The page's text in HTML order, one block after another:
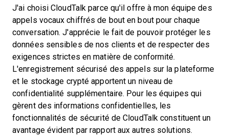
J'ai choisi CloudTalk parce qu'il offre à mon équipe des
appels vocaux chiffrés de bout en bout pour chaque
conversation. J'apprécie le fait de pouvoir protéger les
données sensibles de nos clients et de respecter des
exigences strictes en matière de conformité.
L'enregistrement sécurisé des appels sur la plateforme
et le stockage crypté apportent un niveau de
confidentialité supplémentaire. Pour les équipes qui
gèrent des informations confidentielles, les
fonctionnalités de sécurité de CloudTalk constituent un
avantage évident par rapport aux autres solutions.